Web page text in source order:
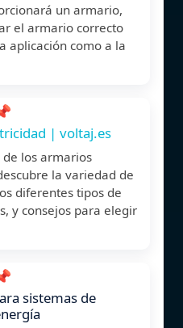
un armario,
el armario correcto
aplicación como a la
| voltaj.es
los armarios
la variedad de
diferentes tipos de
y consejos para elegir
sistemas de